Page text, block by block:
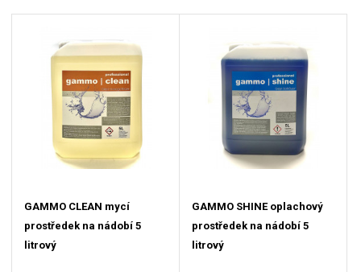
GAMMO CLEAN mycí
prostředek na nádobí 5
litrový
GAMMO SHINE oplachový
prostředek na nádobí 5
litrový